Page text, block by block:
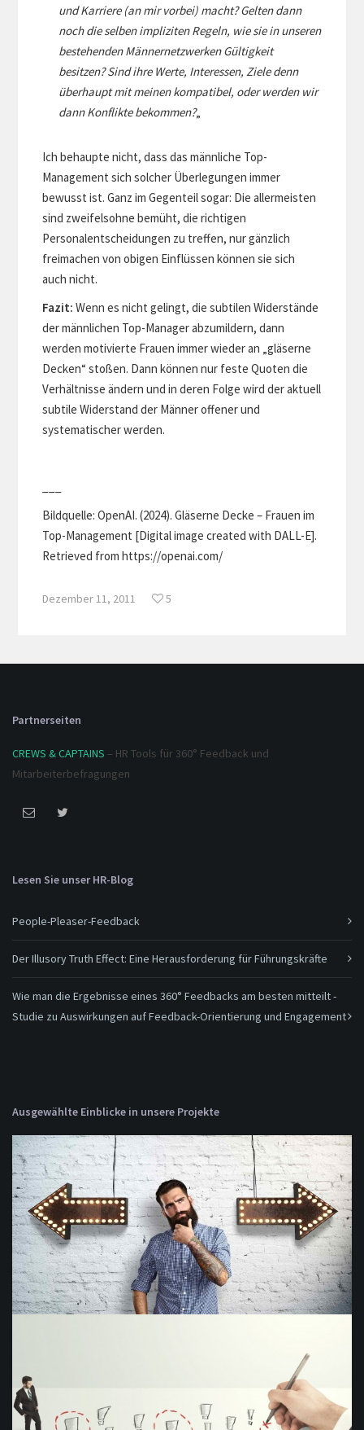
und Karriere (an mir vorbei) macht? Gelten dann
noch die selben impliziten Regeln, wie sie in unseren
bestehenden Männernetzwerken Gültigkeit
besitzen? Sind ihre Werte, Interessen, Ziele denn
überhaupt mit meinen kompatibel, oder werden wir
dann Konflikte bekommen?„
Ich behaupte nicht, dass das männliche Top-
Management sich solcher Überlegungen immer
bewusst ist. Ganz im Gegenteil sogar: Die allermeisten
sind zweifelsohne bemüht, die richtigen
Personalentscheidungen zu treffen, nur gänzlich
freimachen von obigen Einflüssen können sie sich
auch nicht.
Fazit: Wenn es nicht gelingt, die subtilen Widerstände
der männlichen Top-Manager abzumildern, dann
werden motivierte Frauen immer wieder an „gläserne
Decken“ stoßen. Dann können nur feste Quoten die
Verhältnisse ändern und in deren Folge wird der aktuell
subtile Widerstand der Männer offener und
systematischer werden.
Bildquelle: OpenAI. (2024). Gläserne Decke – Frauen im
Top-Management [Digital image created with DALL-E].
Retrieved from https://openai.com/
Dezember 11, 2011 5
Partnerseiten
CREWS & CAPTAINS – HR Tools für 360° Feedback und
Mitarbeiterbefragungen
Lesen Sie unser HR-Blog
People-Pleaser-Feedback
Der Illusory Truth Effect: Eine Herausforderung für Führungskräfte
Wie man die Ergebnisse eines 360° Feedbacks am besten mitteilt -
Studie zu Auswirkungen auf Feedback-Orientierung und Engagement
Ausgewählte Einblicke in unsere Projekte